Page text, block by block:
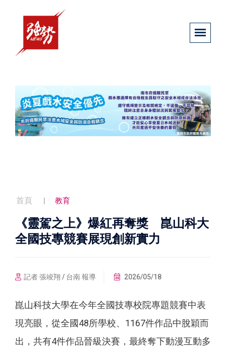
首頁 教育
《靈駕之上》爆紅再奪獎 崑山科大
全國技專競賽展現創新實力
記者 張竣翔 / 台南 報導 2026/05/18
崑山科技大學在今年全國技專校院專題競賽中表
現亮眼，從全國48所學校、1167件作品中脫穎而
出，共有4件作品晉級決賽，最終奪下動漫互動多